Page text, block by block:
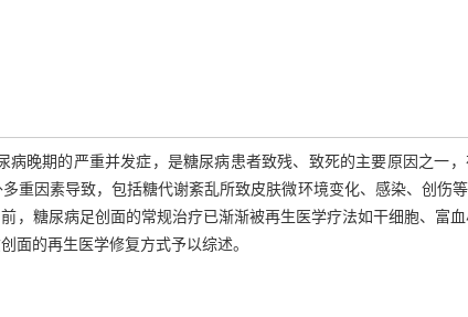
病晚期的严重并发症，是糖尿病患者致残、致死的主要原因之一
重因素导致，包括糖代谢紊乱所致皮肤微环境变化、感染、创伤
，糖尿病足创面的常规治疗已渐渐被再生医学疗法如干细胞、富
面的再生医学修复方式予以综述。